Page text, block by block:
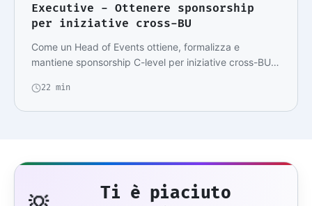
Executive - Ottenere sponsorship
per iniziative cross-BU
Come un Head of Events ottiene, formalizza e
mantiene sponsorship C-level per iniziative cross-BU:
22 min
Ti è piaciuto